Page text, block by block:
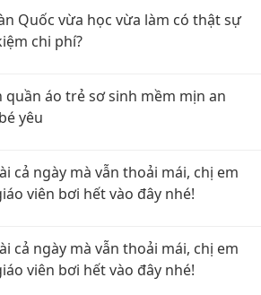
Quốc vừa học vừa làm có thật sự
chi phí?
quần áo trẻ sơ sinh mềm mịn an
yêu
cả ngày mà vẫn thoải mái, chị em
viên bơi hết vào đây nhé!
cả ngày mà vẫn thoải mái, chị em
viên bơi hết vào đây nhé!